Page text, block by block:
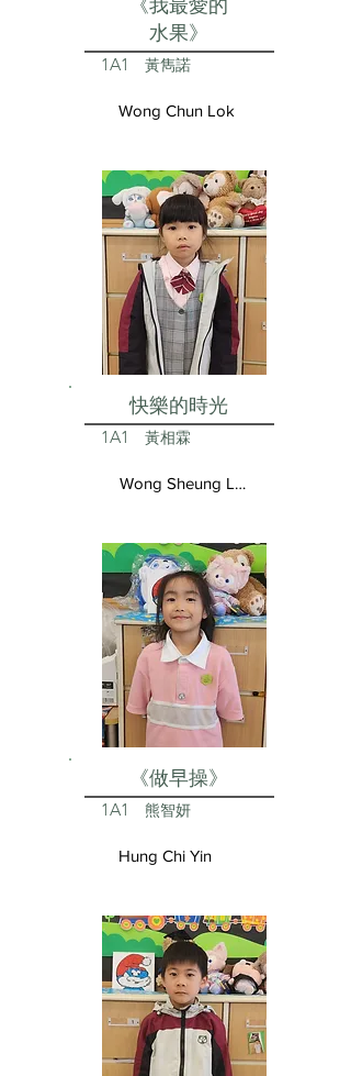
水果》
1A1 黃雋諾
Wong Chun Lok
快樂的時光
1A1 黃相霖
Wong Sheung Lam
《做早操》
1A1 熊智妍
Hung Chi Yin